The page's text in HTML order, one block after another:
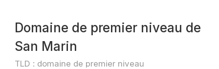
Domaine de premier niveau de
San Marin
TLD : domaine de premier niveau